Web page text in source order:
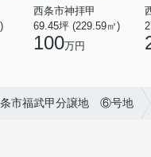
西条市神拝甲
69.45坪 (229.59㎡)
100万円
市福武甲分譲地 ⑥号地